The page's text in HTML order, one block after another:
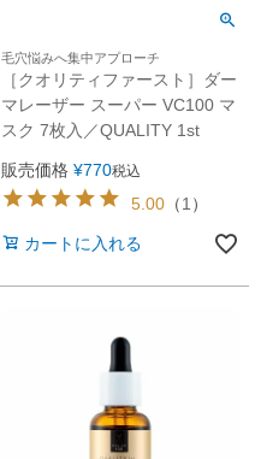
毛穴悩みへ集中アプローチ
［クオリティファースト］ダー
マレーザー スーパー VC100 マ
スク 7枚入／QUALITY 1st
販売価格 ¥770税込
5.00 （1 ）
カートに入れる